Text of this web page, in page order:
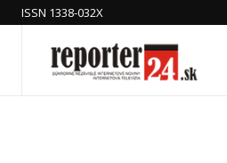
ISSN 1338-032X